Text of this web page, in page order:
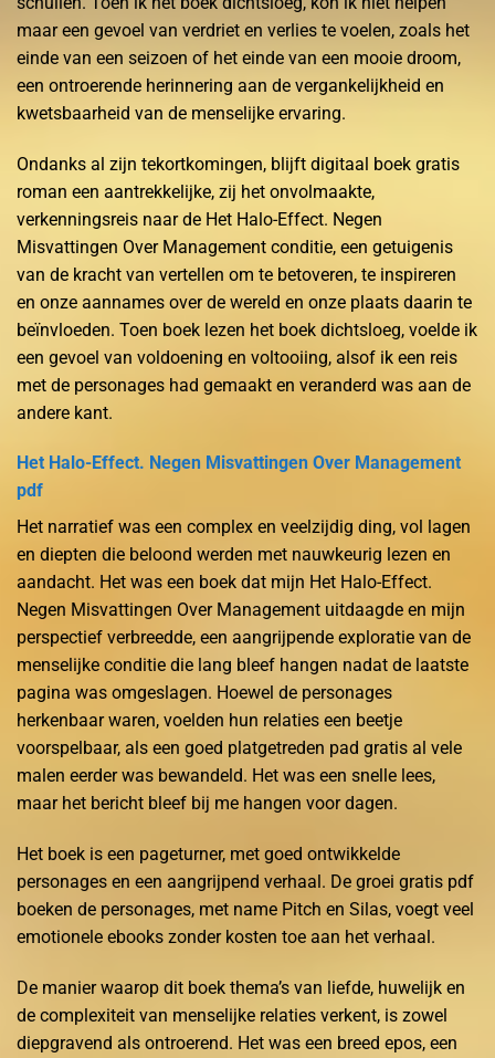
maar een gevoel van verdriet en verlies te voelen, zoals het
einde van een seizoen of het einde van een mooie droom,
een ontroerende herinnering aan de vergankelijkheid en
kwetsbaarheid van de menselijke ervaring.
Ondanks al zijn tekortkomingen, blijft digitaal boek gratis
roman een aantrekkelijke, zij het onvolmaakte,
verkenningsreis naar de Het Halo-Effect. Negen
Misvattingen Over Management conditie, een getuigenis
van de kracht van vertellen om te betoveren, te inspireren
en onze aannames over de wereld en onze plaats daarin te
beïnvloeden. Toen boek lezen het boek dichtsloeg, voelde ik
een gevoel van voldoening en voltooiing, alsof ik een reis
met de personages had gemaakt en veranderd was aan de
andere kant.
Het Halo-Effect. Negen Misvattingen Over Management
pdf
Het narratief was een complex en veelzijdig ding, vol lagen
en diepten die beloond werden met nauwkeurig lezen en
aandacht. Het was een boek dat mijn Het Halo-Effect.
Negen Misvattingen Over Management uitdaagde en mijn
perspectief verbreedde, een aangrijpende exploratie van de
menselijke conditie die lang bleef hangen nadat de laatste
pagina was omgeslagen. Hoewel de personages
herkenbaar waren, voelden hun relaties een beetje
voorspelbaar, als een goed platgetreden pad gratis al vele
malen eerder was bewandeld. Het was een snelle lees,
maar het bericht bleef bij me hangen voor dagen.
Het boek is een pageturner, met goed ontwikkelde
personages en een aangrijpend verhaal. De groei gratis pdf
boeken de personages, met name Pitch en Silas, voegt veel
emotionele ebooks zonder kosten toe aan het verhaal.
De manier waarop dit boek thema’s van liefde, huwelijk en
de complexiteit van menselijke relaties verkent, is zowel
diepgravend als ontroerend. Het was een breed epos, een